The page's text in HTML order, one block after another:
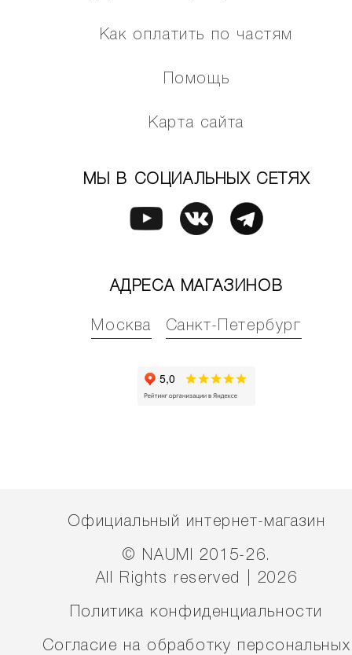
Как оплатить по частям
Помощь
Карта сайта
МЫ В СОЦИАЛЬНЫХ СЕТЯХ
АДРЕСА МАГАЗИНОВ
Москва Санкт-Петербург
Официальный интернет-магазин
© NAUMI 2015-26.
All Rights reserved | 2026
Политика конфиденциальности
Согласие на обработку персональных